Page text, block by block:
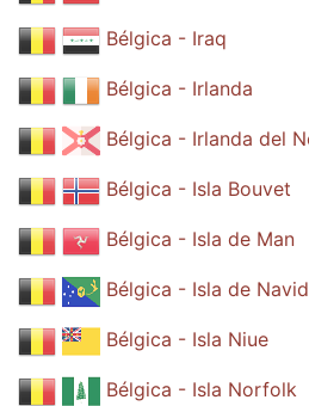
Bélgica - Iraq
Bélgica - Irlanda
Bélgica - Irlanda del
Bélgica - Isla Bouvet
Bélgica - Isla de Man
Bélgica - Isla de
Bélgica - Isla Niue
Bélgica - Isla Norfolk